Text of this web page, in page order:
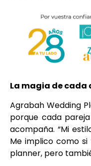
La magia de cada
Agrabah Wedding
porque cada
acompaña. “Mi
Me implico como si
planner, pero